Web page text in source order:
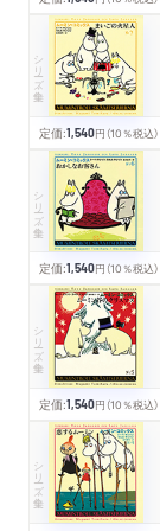
シリーズ・全集
定価:1,540円 （10％税込）
シリーズ・全集
定価:1,540円 （10％税込）
シリーズ・全集
定価:1,540円 （10％税込）
シリーズ・全集